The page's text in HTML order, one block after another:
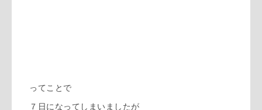
ってことで
７日になってしまいましたが